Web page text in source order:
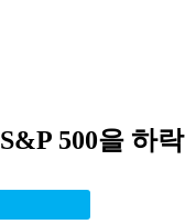
500을 하락